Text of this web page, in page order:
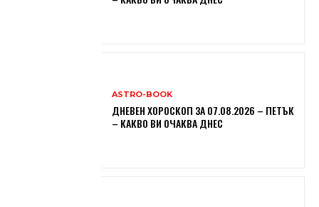
ASTRO-BOOK
ДНЕВЕН ХОРОСКОП ЗА 07.08.2026 – ПЕТЪК
– КАКВО ВИ ОЧАКВА ДНЕС